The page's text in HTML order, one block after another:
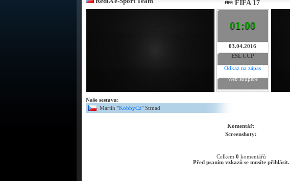
FIFA 17
01:00
03.04.2016
ESL CUP
Odkaz na zápas
Web soupeře
Naše sestava:
Martin "KobbyCz" Strnad
Komentář:
Screenshoty:
Celkem 0 komentářů
Před psaním vzkazů se musíte přihlásit.